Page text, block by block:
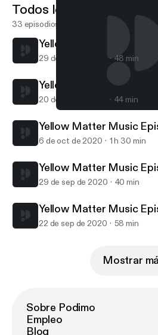
Yellow Matter Music
Todos los episodios
33 episodios
Yellow Matter Music
29 de oct de 2020 48 min
Yellow Matter Music
20 de oct de 2020 44 min
Yellow Matter Music
6 de oct de 2020 1 h 30 min
Yellow Matter Music
29 de sep de 2020 40 min
Yellow Matter Music
22 de sep de 2020 58 min
Mostrar
Sobre Podimo
Empleo
Blog